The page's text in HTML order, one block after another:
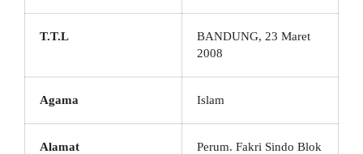
T.T.L
BANDUNG, 23 Maret
2008
Agama Islam
Alamat
Perum. Fakri Sindo Blok